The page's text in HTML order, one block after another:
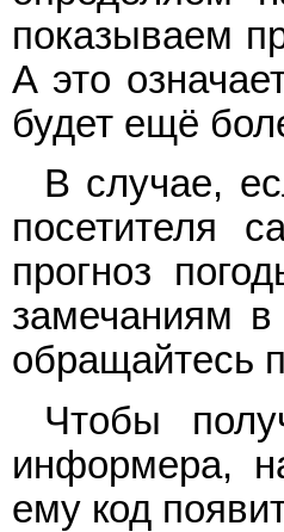
показываем
А это
будет ещё
В случае,
посетителя
прогноз
замечаниям в
обращайтесь
Чтобы
информера,
ему код